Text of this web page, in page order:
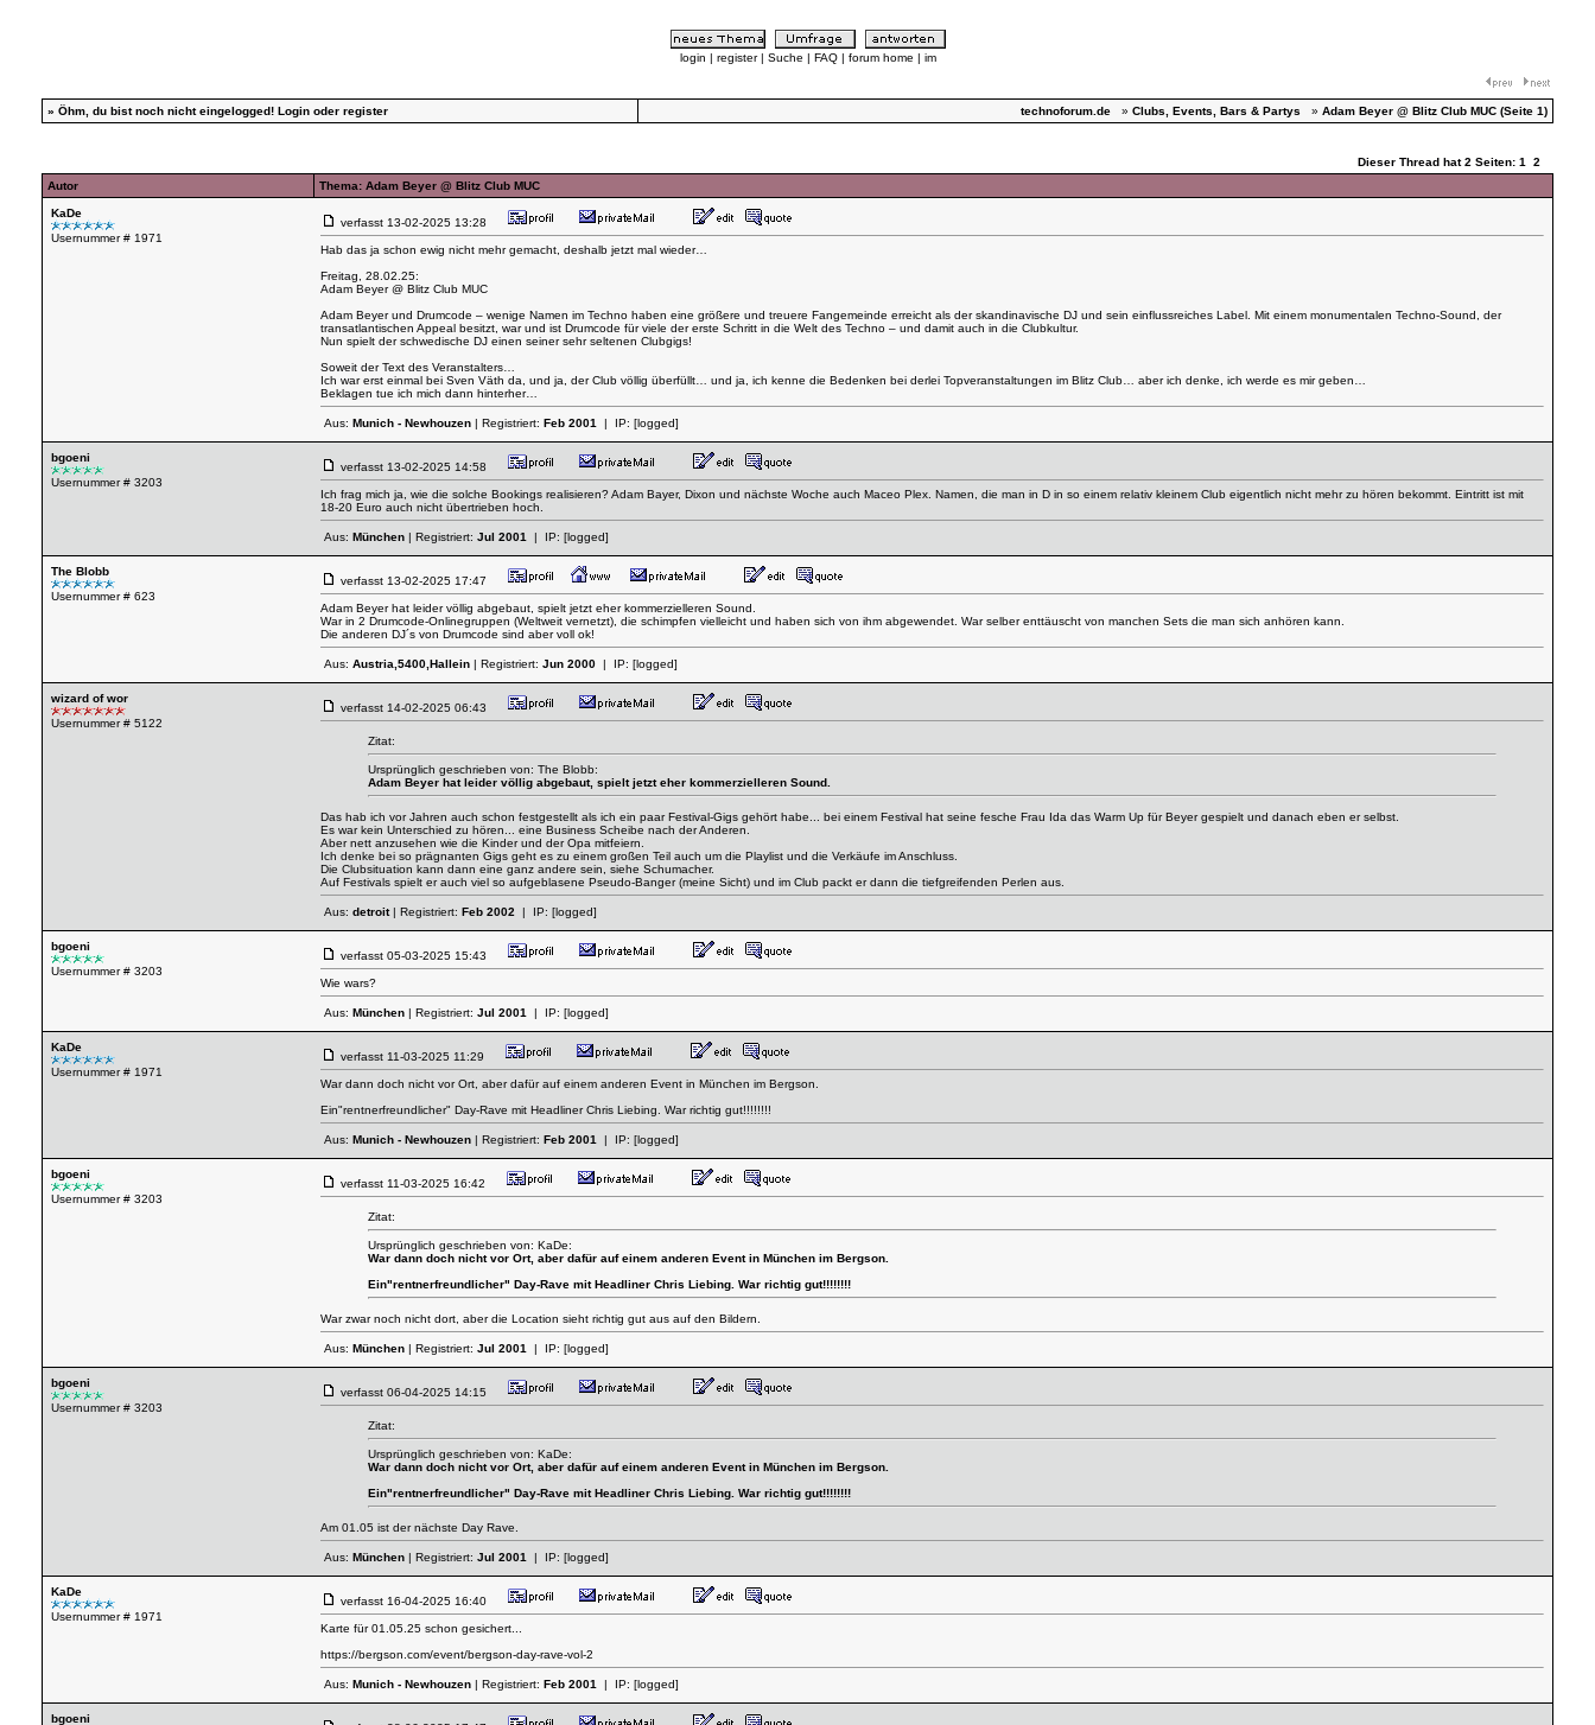
login | register | Suche | FAQ | forum home | im
» Öhm, du bist noch nicht eingelogged! Login oder register technoforum.de » Clubs, Events, Bars & Partys » Adam Beyer @ Blitz Club MUC (Seite 1)
Dieser Thread hat 2 Seiten: 1 2
Autor
Thema: Adam Beyer @ Blitz Club MUC
KaDe
Usernummer # 1971
verfasst 13-02-2025 13:28
Hab das ja schon ewig nicht mehr gemacht, deshalb jetzt mal wieder…
Freitag, 28.02.25:
Adam Beyer @ Blitz Club MUC
Adam Beyer und Drumcode – wenige Namen im Techno haben eine größere und treuere Fangemeinde erreicht als der skandinavische DJ und sein einflussreiches Label. Mit einem monumentalen Techno-Sound, der
transatlantischen Appeal besitzt, war und ist Drumcode für viele der erste Schritt in die Welt des Techno – und damit auch in die Clubkultur.
Nun spielt der schwedische DJ einen seiner sehr seltenen Clubgigs!
Soweit der Text des Veranstalters…
Ich war erst einmal bei Sven Väth da, und ja, der Club völlig überfüllt… und ja, ich kenne die Bedenken bei derlei Topveranstaltungen im Blitz Club… aber ich denke, ich werde es mir geben…
Beklagen tue ich mich dann hinterher…
Aus: Munich - Newhouzen | Registriert: Feb 2001 | IP: [logged]
bgoeni
Usernummer # 3203
verfasst 13-02-2025 14:58
Ich frag mich ja, wie die solche Bookings realisieren? Adam Bayer, Dixon und nächste Woche auch Maceo Plex. Namen, die man in D in so einem relativ kleinem Club eigentlich nicht mehr zu hören bekommt. Eintritt ist mit
18-20 Euro auch nicht übertrieben hoch.
Aus: München | Registriert: Jul 2001 | IP: [logged]
The Blobb
Usernummer # 623
verfasst 13-02-2025 17:47
Adam Beyer hat leider völlig abgebaut, spielt jetzt eher kommerzielleren Sound.
War in 2 Drumcode-Onlinegruppen (Weltweit vernetzt), die schimpfen vielleicht und haben sich von ihm abgewendet. War selber enttäuscht von manchen Sets die man sich anhören kann.
Die anderen DJ´s von Drumcode sind aber voll ok!
Aus: Austria,5400,Hallein | Registriert: Jun 2000 | IP: [logged]
wizard of wor
Usernummer # 5122
verfasst 14-02-2025 06:43
Zitat:
Ursprünglich geschrieben von: The Blobb:
Adam Beyer hat leider völlig abgebaut, spielt jetzt eher kommerzielleren Sound.
Das hab ich vor Jahren auch schon festgestellt als ich ein paar Festival-Gigs gehört habe... bei einem Festival hat seine fesche Frau Ida das Warm Up für Beyer gespielt und danach eben er selbst.
Es war kein Unterschied zu hören... eine Business Scheibe nach der Anderen.
Aber nett anzusehen wie die Kinder und der Opa mitfeiern.
Ich denke bei so prägnanten Gigs geht es zu einem großen Teil auch um die Playlist und die Verkäufe im Anschluss.
Die Clubsituation kann dann eine ganz andere sein, siehe Schumacher.
Auf Festivals spielt er auch viel so aufgeblasene Pseudo-Banger (meine Sicht) und im Club packt er dann die tiefgreifenden Perlen aus.
Aus: detroit| Registriert: Feb 2002 | IP: [logged]
bgoeni
Usernummer # 3203
verfasst 05-03-2025 15:43
Wie wars?
Aus: München | Registriert: Jul 2001 | IP: [logged]
KaDe
Usernummer # 1971
verfasst 11-03-2025 11:29
War dann doch nicht vor Ort, aber dafür auf einem anderen Event in München im Bergson.
Ein"rentnerfreundlicher" Day-Rave mit Headliner Chris Liebing. War richtig gut!!!!!!!!
Aus: Munich - Newhouzen | Registriert: Feb 2001 | IP: [logged]
bgoeni
Usernummer # 3203
verfasst 11-03-2025 16:42
Zitat:
Ursprünglich geschrieben von: KaDe:
War dann doch nicht vor Ort, aber dafür auf einem anderen Event in München im Bergson.
Ein"rentnerfreundlicher" Day-Rave mit Headliner Chris Liebing. War richtig gut!!!!!!!!
War zwar noch nicht dort, aber die Location sieht richtig gut aus auf den Bildern.
Aus: München | Registriert: Jul 2001 | IP: [logged]
bgoeni
Usernummer # 3203
verfasst 06-04-2025 14:15
Zitat:
Ursprünglich geschrieben von: KaDe:
War dann doch nicht vor Ort, aber dafür auf einem anderen Event in München im Bergson.
Ein"rentnerfreundlicher" Day-Rave mit Headliner Chris Liebing. War richtig gut!!!!!!!!
Am 01.05 ist der nächste Day Rave.
Aus: München | Registriert: Jul 2001 | IP: [logged]
KaDe
Usernummer # 1971
verfasst 16-04-2025 16:40
Karte für 01.05.25 schon gesichert...
https://bergson.com/event/bergson-day-rave-vol-2
Aus: Munich - Newhouzen | Registriert: Feb 2001 | IP: [logged]
bgoeni